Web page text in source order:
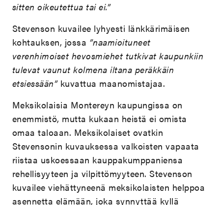
sitten oikeutettua tai ei.”
Stevenson kuvailee lyhyesti länkkärimäisen
kohtauksen, jossa ”naamioituneet
verenhimoiset hevosmiehet tutkivat kaupunkiin
tulevat vaunut kolmena iltana peräkkäin
etsiessään”kuvattua maanomistajaa.
Meksikolaisia Montereyn kaupungissa on
enemmistö, mutta kukaan heistä ei omista
omaa taloaan. Meksikolaiset ovatkin
Stevensonin kuvauksessa valkoisten vapaata
riistaa uskoessaan kauppakumppaniensa
rehellisyyteen ja vilpittömyyteen. Stevenson
kuvailee viehättyneenä meksikolaisten helppoa
asennetta elämään, joka synnyttää kyllä